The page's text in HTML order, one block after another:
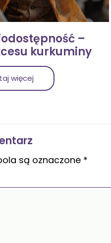
–
kurkuminy
więcej
są oznaczone *